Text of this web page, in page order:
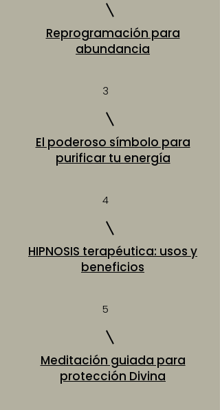
Reprogramación para
abundancia
3
El poderoso símbolo para
purificar tu energía
4
HIPNOSIS terapéutica: usos y
beneficios
5
Meditación guiada para
protección Divina